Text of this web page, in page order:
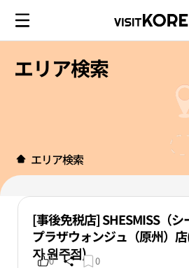
エリア検索
エリア検索
[事後免税店] SHESMISS（
プラザウォンジュ（原州）
자 원주점)
0 0